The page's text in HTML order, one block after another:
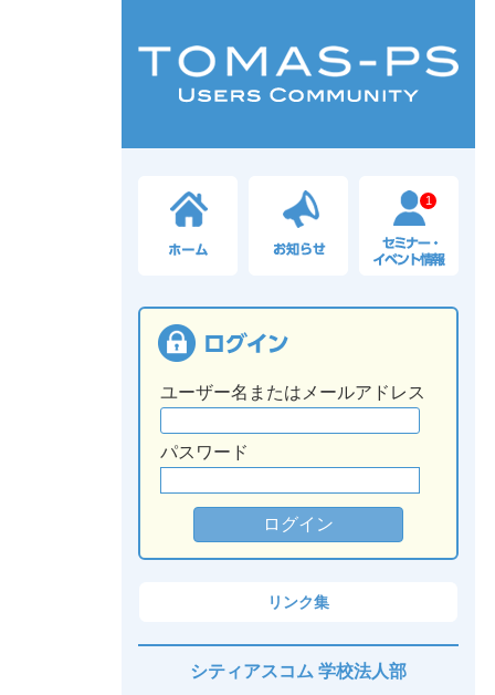
1
ユーザー名またはメールアドレス
パスワード
リンク集
シティアスコム 学校法人部